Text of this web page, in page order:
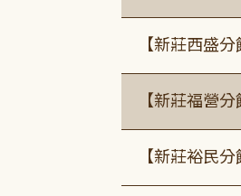
【新莊西盛
【新莊福營
【新莊裕民